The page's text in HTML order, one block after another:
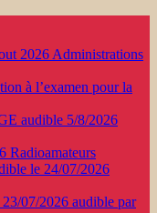
2026 Administrations
à l’examen pour la
audible 5/8/2026
Radioamateurs
le 24/07/2026
07/2026 audible par